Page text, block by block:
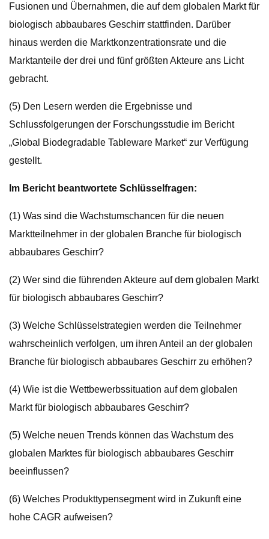
Fusionen und Übernahmen, die auf dem globalen Markt für
biologisch abbaubares Geschirr stattfinden. Darüber
hinaus werden die Marktkonzentrationsrate und die
Marktanteile der drei und fünf größten Akteure ans Licht
gebracht.
(5) Den Lesern werden die Ergebnisse und
Schlussfolgerungen der Forschungsstudie im Bericht
„Global Biodegradable Tableware Market“ zur Verfügung
gestellt.
Im Bericht beantwortete Schlüsselfragen:
(1) Was sind die Wachstumschancen für die neuen
Marktteilnehmer in der globalen Branche für biologisch
abbaubares Geschirr?
(2) Wer sind die führenden Akteure auf dem globalen Markt
für biologisch abbaubares Geschirr?
(3) Welche Schlüsselstrategien werden die Teilnehmer
wahrscheinlich verfolgen, um ihren Anteil an der globalen
Branche für biologisch abbaubares Geschirr zu erhöhen?
(4) Wie ist die Wettbewerbssituation auf dem globalen
Markt für biologisch abbaubares Geschirr?
(5) Welche neuen Trends können das Wachstum des
globalen Marktes für biologisch abbaubares Geschirr
beeinflussen?
(6) Welches Produkttypensegment wird in Zukunft eine
hohe CAGR aufweisen?